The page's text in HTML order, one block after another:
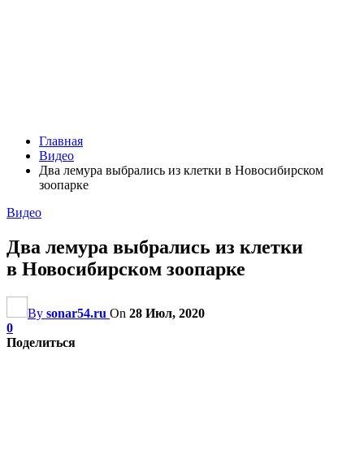
Главная
Видео
Два лемура выбрались из клетки в Новосибирском
зоопарке
Видео
Два лемура выбрались из клетки
в Новосибирском зоопарке
By sonar54.ru On 28 Июл, 2020
0
Поделиться